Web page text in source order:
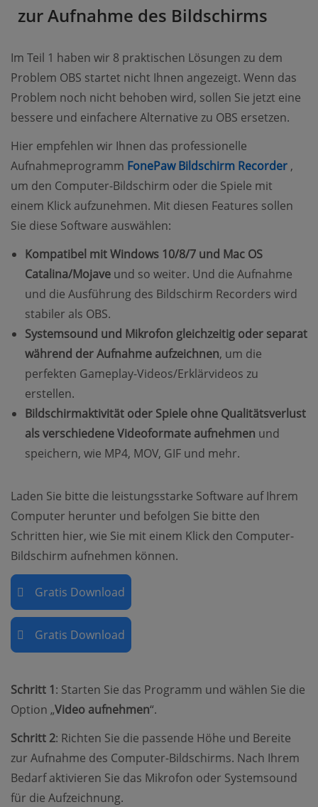
zur Aufnahme des Bildschirms
Im Teil 1 haben wir 8 praktischen Lösungen zu dem
Problem OBS startet nicht Ihnen angezeigt. Wenn das
Problem noch nicht behoben wird, sollen Sie jetzt eine
bessere und einfachere Alternative zu OBS ersetzen.
Hier empfehlen wir Ihnen das professionelle
Aufnahmeprogramm FonePaw Bildschirm Recorder ,
um den Computer-Bildschirm oder die Spiele mit
einem Klick aufzunehmen. Mit diesen Features sollen
Sie diese Software auswählen:
Kompatibel mit Windows 10/8/7 und Mac OS
Catalina/Mojave und so weiter. Und die Aufnahme
und die Ausführung des Bildschirm Recorders wird
stabiler als OBS.
Systemsound und Mikrofon gleichzeitig oder separat
während der Aufnahme aufzeichnen, um die
perfekten Gameplay-Videos/Erklärvideos zu
erstellen.
Bildschirmaktivität oder Spiele ohne Qualitätsverlust
als verschiedene Videoformate aufnehmen und
speichern, wie MP4, MOV, GIF und mehr.
Laden Sie bitte die leistungsstarke Software auf Ihrem
Computer herunter und befolgen Sie bitte den
Schritten hier, wie Sie mit einem Klick den Computer-
Bildschirm aufnehmen können.
Gratis Download
Gratis Download
Schritt 1: Starten Sie das Programm und wählen Sie die
Option „Video aufnehmen“.
Schritt 2: Richten Sie die passende Höhe und Bereite
zur Aufnahme des Computer-Bildschirms. Nach Ihrem
Bedarf aktivieren Sie das Mikrofon oder Systemsound
für die Aufzeichnung.